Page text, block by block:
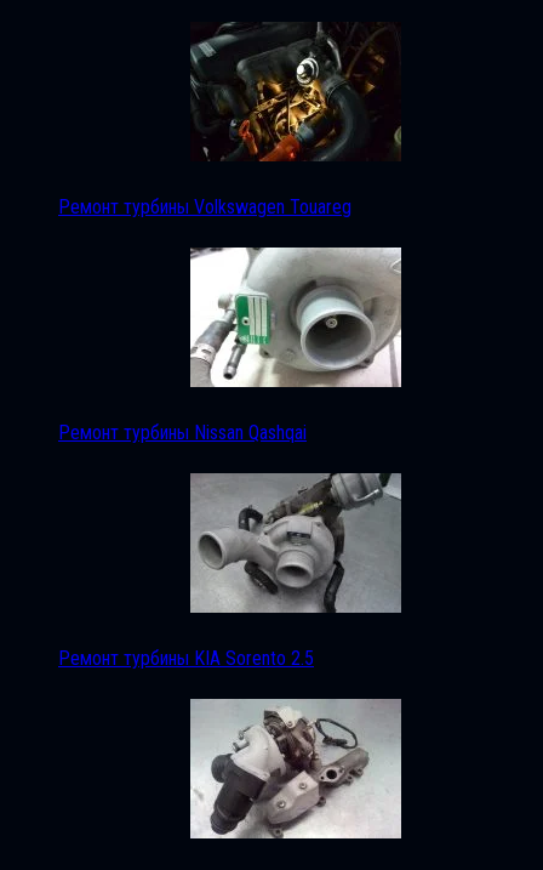
Ремонт турбины Volkswagen Touareg
Ремонт турбины Nissan Qashqai
Ремонт турбины KIA Sorento 2.5